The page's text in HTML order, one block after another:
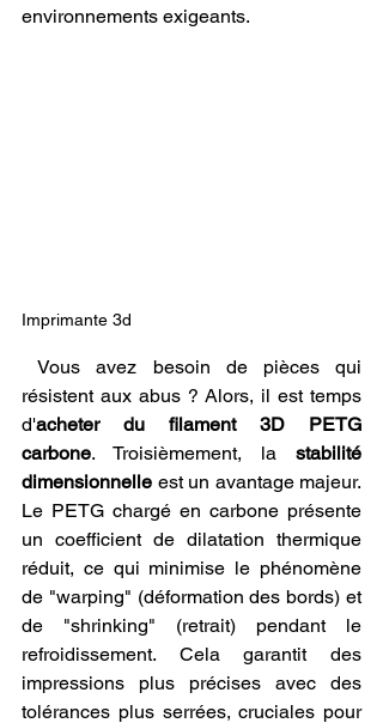
environnements exigeants.
Imprimante 3d
Vous avez besoin de pièces qui
résistent aux abus ? Alors, il est temps
d'acheter du filament 3D PETG
carbone. Troisièmement, la stabilité
dimensionnelle est un avantage majeur.
Le PETG chargé en carbone présente
un coefficient de dilatation thermique
réduit, ce qui minimise le phénomène
de "warping" (déformation des bords) et
de "shrinking" (retrait) pendant le
refroidissement. Cela garantit des
impressions plus précises avec des
tolérances plus serrées, cruciales pour